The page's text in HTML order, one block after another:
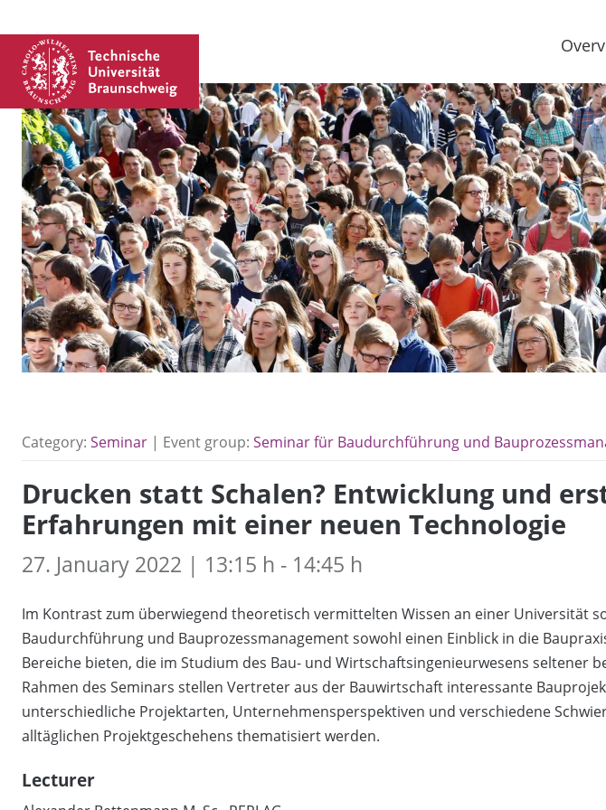
Category: Seminar | Event group: Seminar für Baudurchführung und
Drucken statt Schalen? Entwicklung und
Erfahrungen mit einer neuen Technologie
27. January 2022 | 13:15 h - 14:45 h
Im Kontrast zum überwiegend theoretisch vermittelten Wissen an einer Universität
Baudurchführung und Bauprozessmanagement sowohl einen Einblick in die
Bereiche bieten, die im Studium des Bau- und Wirtschaftsingenieurwesens seltener
Rahmen des Seminars stellen Vertreter aus der Bauwirtschaft interessante
unterschiedliche Projektarten, Unternehmensperspektiven und verschiedene
alltäglichen Projektgeschehens thematisiert werden.
Lecturer